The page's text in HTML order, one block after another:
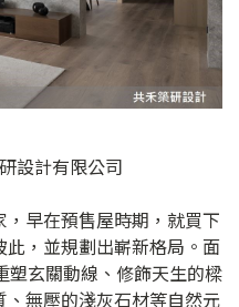
設計有限公司
早在預售屋時期，就買下
，並規劃出嶄新格局。面
塑玄關動線、修飾天生的樑
無壓的淺灰石材等自然元